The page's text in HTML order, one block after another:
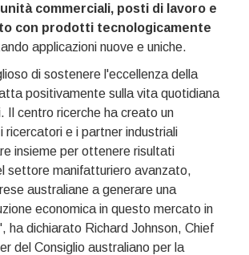
commerciali, posti di lavoro e
con prodotti tecnologicamente
applicazioni nuove e uniche.
di sostenere l'eccellenza della
positivamente sulla vita quotidiana
Il centro ricerche ha creato un
ricercatori e i partner industriali
insieme per ottenere risultati
settore manifatturiero avanzato,
australiane a generare una
economica in questo mercato in
ha dichiarato Richard Johnson, Chief
del Consiglio australiano per la